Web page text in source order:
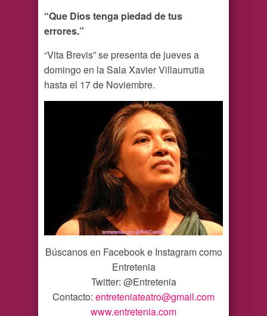
“Que Dios tenga piedad de tus
errores.”
“Vita Brevis” se presenta de jueves a
domingo en la Sala Xavier Villaurrutia
hasta el 17 de Noviembre.
Búscanos en Facebook e Instagram como
Entretenia
Twitter: @Entretenia
Contacto: entreteniateatro@gmail.com
www.entretenia.com